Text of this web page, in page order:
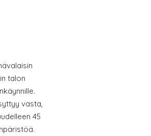
talon
vasta,
45